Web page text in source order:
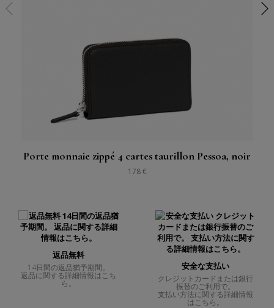
Porte monnaie zippé 4 cartes taurillon Pessoa, noir
178 €
返品無料
14日間の返品猶予期間。
返品に関する詳細情報はこち
ら。
安全な支払い
クレジットカードまたは銀行
振替のご利用で。
支払い方法に関する詳細情報
はこちら。